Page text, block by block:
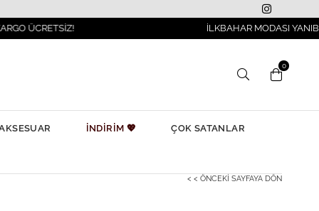
İLKBAHAR MODASI YANIBAŞINIZDA!
0
İNDİRİM 💖 ÇOK SATANLAR
< < ÖNCEKI SAYFAYA DÖN